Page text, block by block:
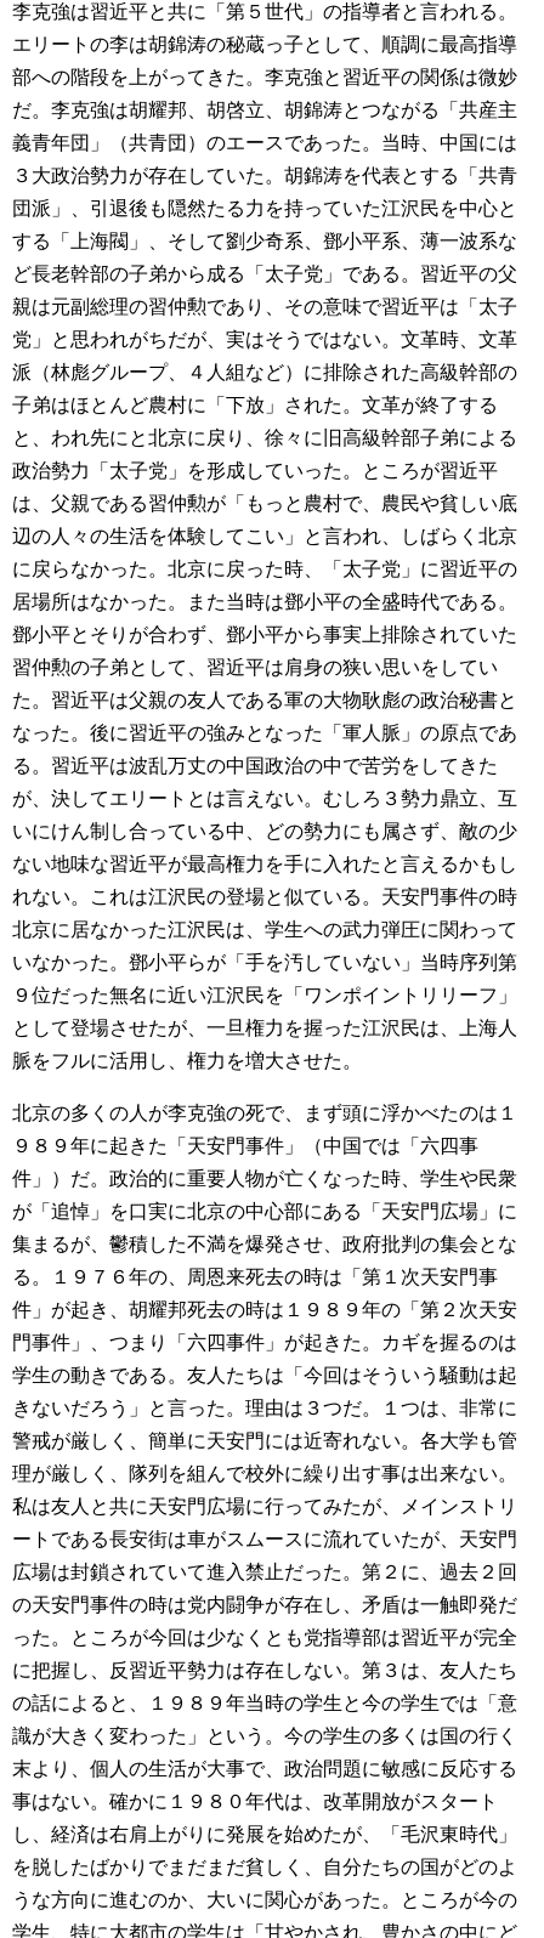
李克強は習近平と共に「第５世代」の指導者と言われる。
エリートの李は胡錦涛の秘蔵っ子として、順調に最高指導
部への階段を上がってきた。李克強と習近平の関係は微妙
だ。李克強は胡耀邦、胡啓立、胡錦涛とつながる「共産主
義青年団」（共青団）のエースであった。当時、中国には
３大政治勢力が存在していた。胡錦涛を代表とする「共青
団派」、引退後も隠然たる力を持っていた江沢民を中心と
する「上海閥」、そして劉少奇系、鄧小平系、薄一波系な
ど長老幹部の子弟から成る「太子党」である。習近平の父
親は元副総理の習仲勲であり、その意味で習近平は「太子
党」と思われがちだが、実はそうではない。文革時、文革
派（林彪グループ、４人組など）に排除された高級幹部の
子弟はほとんど農村に「下放」された。文革が終了する
と、われ先にと北京に戻り、徐々に旧高級幹部子弟による
政治勢力「太子党」を形成していった。ところが習近平
は、父親である習仲勲が「もっと農村で、農民や貧しい底
辺の人々の生活を体験してこい」と言われ、しばらく北京
に戻らなかった。北京に戻った時、「太子党」に習近平の
居場所はなかった。また当時は鄧小平の全盛時代である。
鄧小平とそりが合わず、鄧小平から事実上排除されていた
習仲勲の子弟として、習近平は肩身の狭い思いをしてい
た。習近平は父親の友人である軍の大物耿彪の政治秘書と
なった。後に習近平の強みとなった「軍人脈」の原点であ
る。習近平は波乱万丈の中国政治の中で苦労をしてきた
が、決してエリートとは言えない。むしろ３勢力鼎立、互
いにけん制し合っている中、どの勢力にも属さず、敵の少
ない地味な習近平が最高権力を手に入れたと言えるかもし
れない。これは江沢民の登場と似ている。天安門事件の時
北京に居なかった江沢民は、学生への武力弾圧に関わって
いなかった。鄧小平らが「手を汚していない」当時序列第
９位だった無名に近い江沢民を「ワンポイントリリーフ」
として登場させたが、一旦権力を握った江沢民は、上海人
脈をフルに活用し、権力を増大させた。
北京の多くの人が李克強の死で、まず頭に浮かべたのは１
９８９年に起きた「天安門事件」（中国では「六四事
件」）だ。政治的に重要人物が亡くなった時、学生や民衆
が「追悼」を口実に北京の中心部にある「天安門広場」に
集まるが、鬱積した不満を爆発させ、政府批判の集会とな
る。１９７６年の、周恩来死去の時は「第１次天安門事
件」が起き、胡耀邦死去の時は１９８９年の「第２次天安
門事件」、つまり「六四事件」が起きた。カギを握るのは
学生の動きである。友人たちは「今回はそういう騒動は起
きないだろう」と言った。理由は３つだ。１つは、非常に
警戒が厳しく、簡単に天安門には近寄れない。各大学も管
理が厳しく、隊列を組んで校外に繰り出す事は出来ない。
私は友人と共に天安門広場に行ってみたが、メインストリ
ートである長安街は車がスムースに流れていたが、天安門
広場は封鎖されていて進入禁止だった。第２に、過去２回
の天安門事件の時は党内闘争が存在し、矛盾は一触即発だ
った。ところが今回は少なくとも党指導部は習近平が完全
に把握し、反習近平勢力は存在しない。第３は、友人たち
の話によると、１９８９年当時の学生と今の学生では「意
識が大きく変わった」という。今の学生の多くは国の行く
末より、個人の生活が大事で、政治問題に敏感に反応する
事はない。確かに１９８０年代は、改革開放がスタート
し、経済は右肩上がりに発展を始めたが、「毛沢東時代」
を脱したばかりでまだまだ貧しく、自分たちの国がどのよ
うな方向に進むのか、大いに関心があった。ところが今の
学生、特に大都市の学生は「甘やかされ、豊かさの中にど